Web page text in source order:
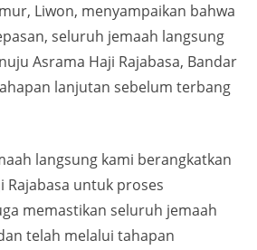
Liwon, menyampaikan bahwa
seluruh jemaah langsung
Asrama Haji Rajabasa, Bandar
lanjutan sebelum terbang
langsung kami berangkatkan
Rajabasa untuk proses
memastikan seluruh jemaah
telah melalui tahapan